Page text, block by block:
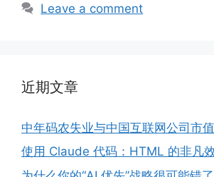
Leave a comment
近期文章
中年码农失业与中国互联网公司市
使用 Claude 代码：HTML 的非凡